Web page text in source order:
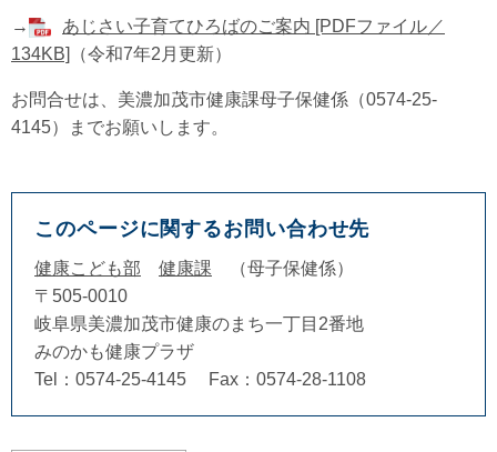
→
あじさい子育てひろばのご案内 [PDFファイル／
134KB]
（令和7年2月更新）
お問合せは、美濃加茂市健康課母子保健係（0574-25-
4145）までお願いします。
このページに関するお問い合わせ先
健康こども部 健康課
母子保健係
〒505-0010
岐阜県美濃加茂市健康のまち一丁目2番地
みのかも健康プラザ
Tel：0574-25-4145
Fax：0574-28-1108